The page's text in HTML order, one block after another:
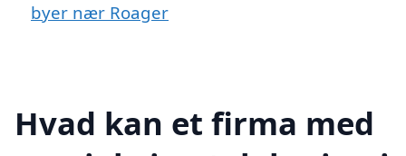
byer nær Roager
Hvad kan et firma med